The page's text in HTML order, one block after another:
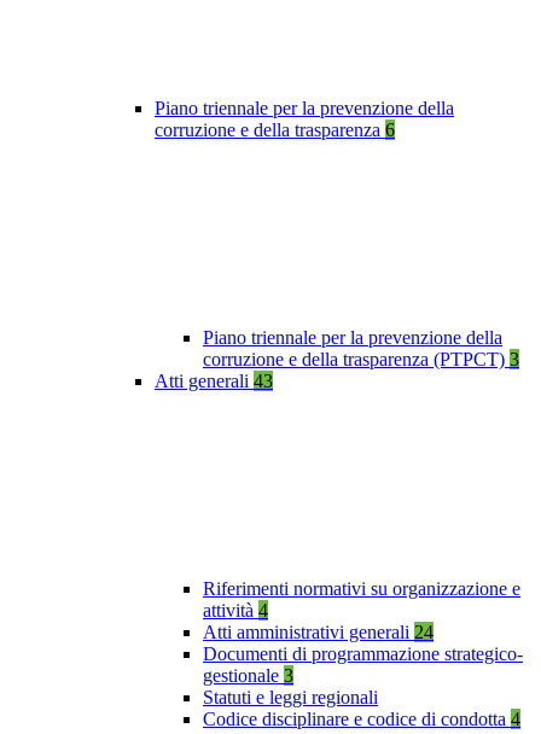
Piano triennale per la prevenzione della
corruzione e della trasparenza 6
Piano triennale per la prevenzione della
corruzione e della trasparenza (PTPCT) 3
Atti generali 43
Riferimenti normativi su organizzazione e
attività 4
Atti amministrativi generali 24
Documenti di programmazione strategico-
gestionale 3
Statuti e leggi regionali
Codice disciplinare e codice di condotta 4